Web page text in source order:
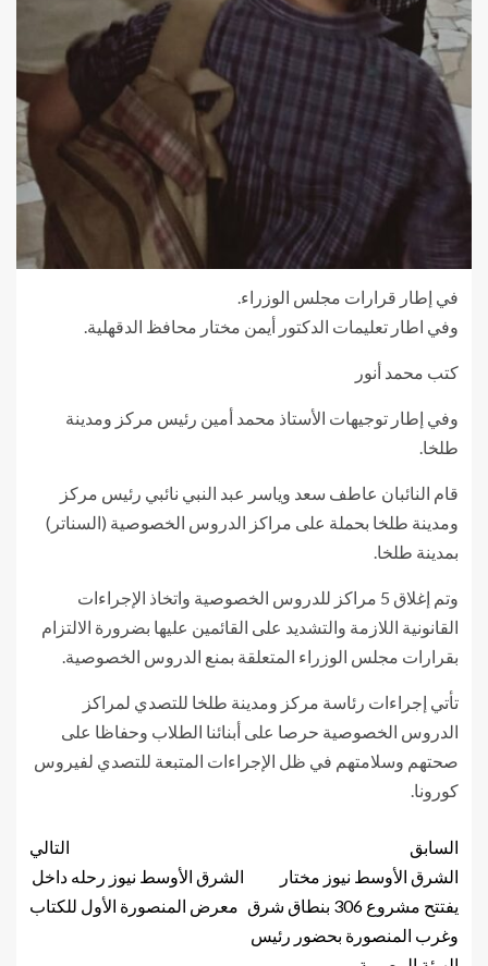
في إطار قرارات مجلس الوزراء.
وفي اطار تعليمات الدكتور أيمن مختار محافظ الدقهلية.
كتب محمد أنور
وفي إطار توجيهات الأستاذ محمد أمين رئيس مركز ومدينة
طلخا.
قام النائبان عاطف سعد وياسر عبد النبي نائبي رئيس مركز
ومدينة طلخا بحملة على مراكز الدروس الخصوصية (السناتر)
بمدينة طلخا.
وتم إغلاق 5 مراكز للدروس الخصوصية واتخاذ الإجراءات
القانونية اللازمة والتشديد على القائمين عليها بضرورة الالتزام
بقرارات مجلس الوزراء المتعلقة بمنع الدروس الخصوصية.
تأتي إجراءات رئاسة مركز ومدينة طلخا للتصدي لمراكز
الدروس الخصوصية حرصا على أبنائنا الطلاب وحفاظا على
صحتهم وسلامتهم في ظل الإجراءات المتبعة للتصدي لفيروس
كورونا.
السابق
الشرق الأوسط نيوز مختار
يفتتح مشروع 306 بنطاق شرق
وغرب المنصورة بحضور رئيس
التالي
الشرق الأوسط نيوز رحله داخل
معرض المنصورة الأول للكتاب